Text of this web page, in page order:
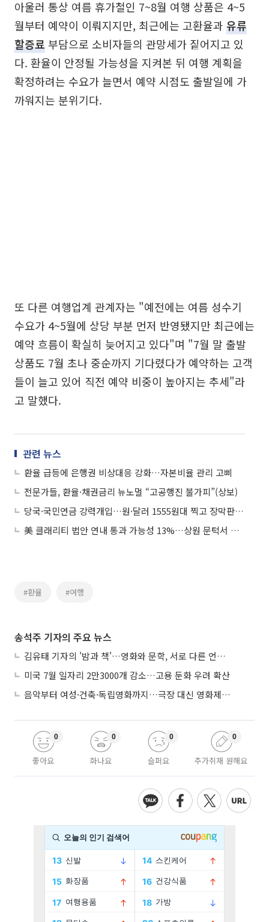
아울러 통상 여름 휴가철인 7~8월 여행 상품은 4~5
월부터 예약이 이뤄지지만, 최근에는 고환율과 유류
할증료 부담으로 소비자들의 관망세가 짙어지고 있
다. 환율이 안정될 가능성을 지켜본 뒤 여행 계획을
확정하려는 수요가 늘면서 예약 시점도 출발일에 가
까워지는 분위기다.
또 다른 여행업계 관계자는 "예전에는 여름 성수기
수요가 4~5월에 상당 부분 먼저 반영됐지만 최근에는
예약 흐름이 확실히 늦어지고 있다"며 "7월 말 출발
상품도 7월 초나 중순까지 기다렸다가 예약하는 고객
들이 늘고 있어 직전 예약 비중이 높아지는 추세"라
고 말했다.
관련 뉴스
환율 급등에 은행권 비상대응 강화…자본비율 관리 고삐
전문가들, 환율·채권금리 뉴노멀 “고공행진 불가피”(상보)
당국·국민연금 강력개입…원·달러 1555원대 찍고 장막판 하락
美 클래리티 법안 연내 통과 가능성 13%…상원 문턱서 제동
#환율 #여행
송석주 기자의 주요 뉴스
김유태 기자의 '밤과 책'…영화와 문학, 서로 다른 언어를 읽다
미국 7월 일자리 2만3000개 감소…고용 둔화 우려 확산
음악부터 여성·건축·독립영화까지…극장 대신 영화제로 즐기는 스크린 여행
좋아요
0
화나요
0
슬퍼요
0
추가취재 원해요
0